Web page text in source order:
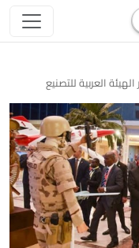
العربية للتصنيع